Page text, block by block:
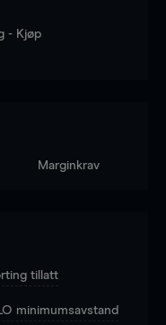
- Kjøp
Marginkrav
tillatt
minimumsavstand